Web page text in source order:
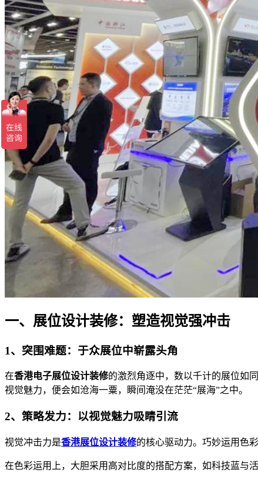
一、展位设计装修：塑造视觉强冲击
1、突围难题：于众展位中崭露头角
在香港电子展位设计装修的激烈角逐中，数以千计的展位如
视觉魅力，便会如沧海一粟，瞬间淹没在茫茫“展海”之中。
2、策略发力：以视觉魅力吸睛引流
视觉冲击力是香港展位设计装修的核心驱动力。巧妙运用色
在色彩运用上，大胆采用高对比度的搭配方案，如科技蓝与